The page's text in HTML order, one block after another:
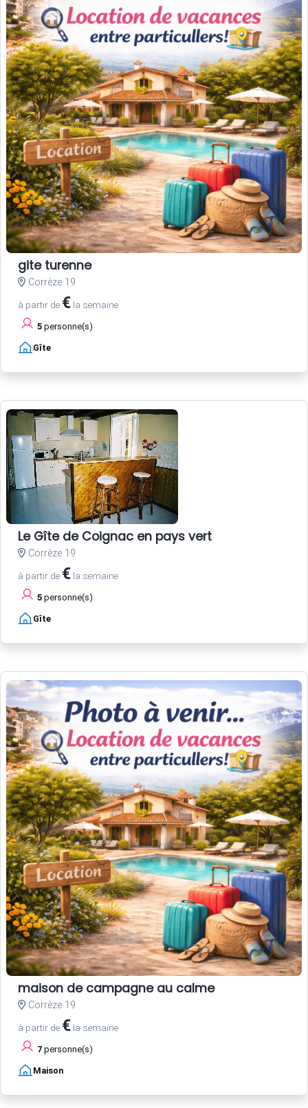
gite turenne
Corrèze 19
à partir de € la semaine
5 personne(s)
Gîte
Le Gîte de Coignac en pays vert
Corrèze 19
à partir de € la semaine
5 personne(s)
Gîte
maison de campagne au calme
Corrèze 19
à partir de € la semaine
7 personne(s)
Maison